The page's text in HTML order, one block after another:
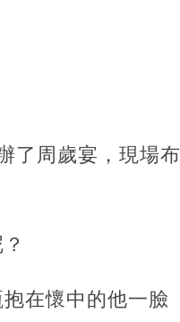
了周歲宴，現場布
在懷中的他一臉